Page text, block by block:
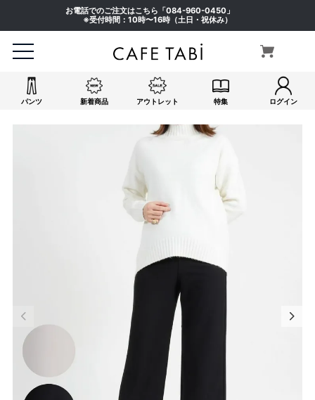
お電話でのご注文はこちら「084-960-0450 」
※受付時間：10時〜16時（土日・祝休み）
パンツ 新着商品 アウトレット 特集 ログイン